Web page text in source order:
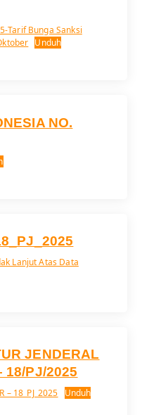
Tarif Bunga Sanksi
Unduh
NO.
Lanjut Atas Data
JENDERAL
18/PJ/2025
– 18_PJ_2025 Unduh